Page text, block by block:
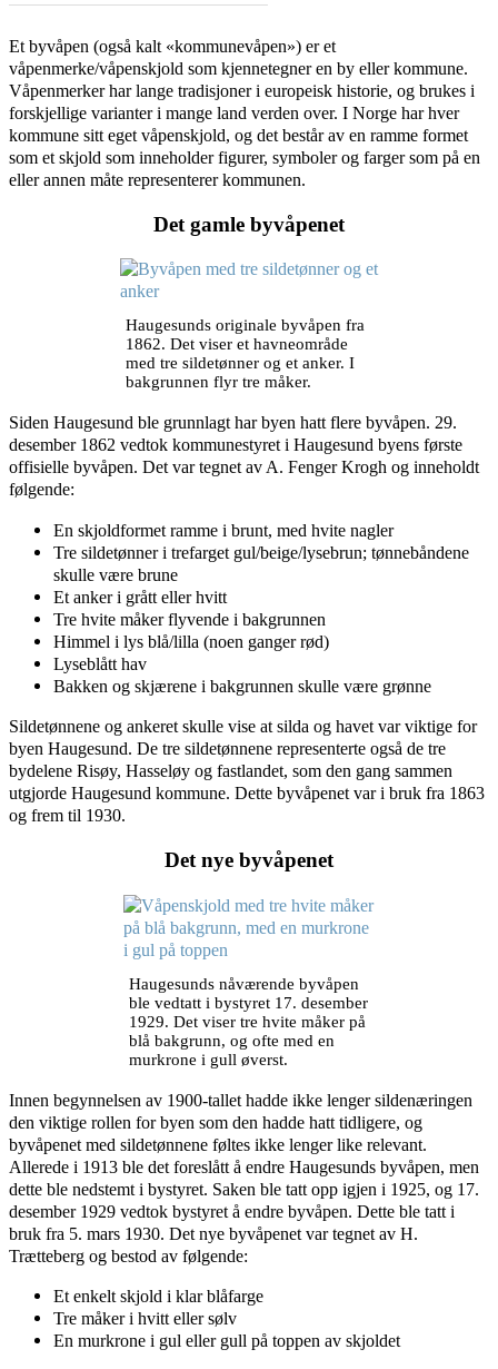
Et byvåpen (også kalt «kommunevåpen») er et
våpenmerke/våpenskjold som kjennetegner en by eller kommune.
Våpenmerker har lange tradisjoner i europeisk historie, og brukes i
forskjellige varianter i mange land verden over. I Norge har hver
kommune sitt eget våpenskjold, og det består av en ramme formet
som et skjold som inneholder figurer, symboler og farger som på en
eller annen måte representerer kommunen.
Det gamle byvåpenet
Haugesunds originale byvåpen fra
1862. Det viser et havneområde
med tre sildetønner og et anker. I
bakgrunnen flyr tre måker.
Siden Haugesund ble grunnlagt har byen hatt flere byvåpen. 29.
desember 1862 vedtok kommunestyret i Haugesund byens første
offisielle byvåpen. Det var tegnet av A. Fenger Krogh og inneholdt
følgende:
En skjoldformet ramme i brunt, med hvite nagler
Tre sildetønner i trefarget gul/beige/lysebrun; tønnebåndene
skulle være brune
Et anker i grått eller hvitt
Tre hvite måker flyvende i bakgrunnen
Himmel i lys blå/lilla (noen ganger rød)
Lyseblått hav
Bakken og skjærene i bakgrunnen skulle være grønne
Sildetønnene og ankeret skulle vise at silda og havet var viktige for
byen Haugesund. De tre sildetønnene representerte også de tre
bydelene Risøy, Hasseløy og fastlandet, som den gang sammen
utgjorde Haugesund kommune. Dette byvåpenet var i bruk fra 1863
og frem til 1930.
Det nye byvåpenet
Haugesunds nåværende byvåpen
ble vedtatt i bystyret 17. desember
1929. Det viser tre hvite måker på
blå bakgrunn, og ofte med en
murkrone i gull øverst.
Innen begynnelsen av 1900-tallet hadde ikke lenger sildenæringen
den viktige rollen for byen som den hadde hatt tidligere, og
byvåpenet med sildetønnene føltes ikke lenger like relevant.
Allerede i 1913 ble det foreslått å endre Haugesunds byvåpen, men
dette ble nedstemt i bystyret. Saken ble tatt opp igjen i 1925, og 17.
desember 1929 vedtok bystyret å endre byvåpen. Dette ble tatt i
bruk fra 5. mars 1930. Det nye byvåpenet var tegnet av H.
Trætteberg og bestod av følgende:
Et enkelt skjold i klar blåfarge
Tre måker i hvitt eller sølv
En murkrone i gul eller gull på toppen av skjoldet